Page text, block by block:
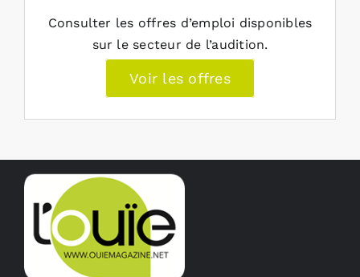
Consulter les offres d’emploi disponibles
sur le secteur de l’audition.
Voir les offres